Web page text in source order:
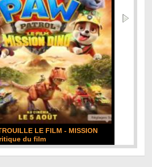
LE FILM - MISSION
du film